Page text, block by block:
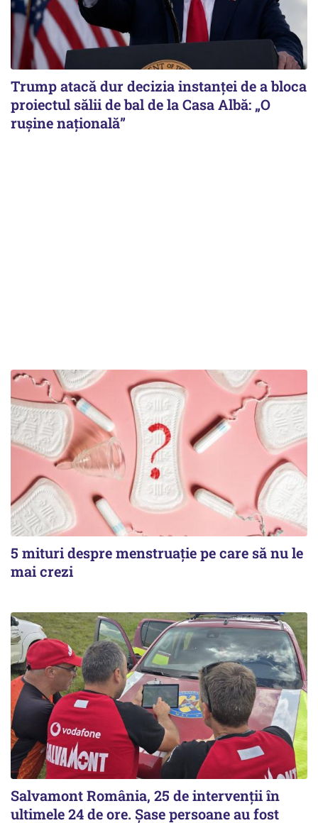
Trump atacă dur decizia instanţei de a bloca
proiectul sălii de bal de la Casa Albă: „O
ruşine naţională”
5 mituri despre menstruație pe care să nu le
mai crezi
Salvamont România, 25 de intervenții în
ultimele 24 de ore. Șase persoane au fost